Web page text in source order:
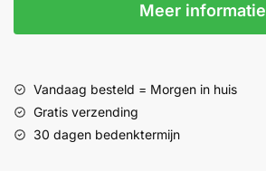
Meer informatie
Vandaag besteld = Morgen in huis
Gratis verzending
30 dagen bedenktermijn